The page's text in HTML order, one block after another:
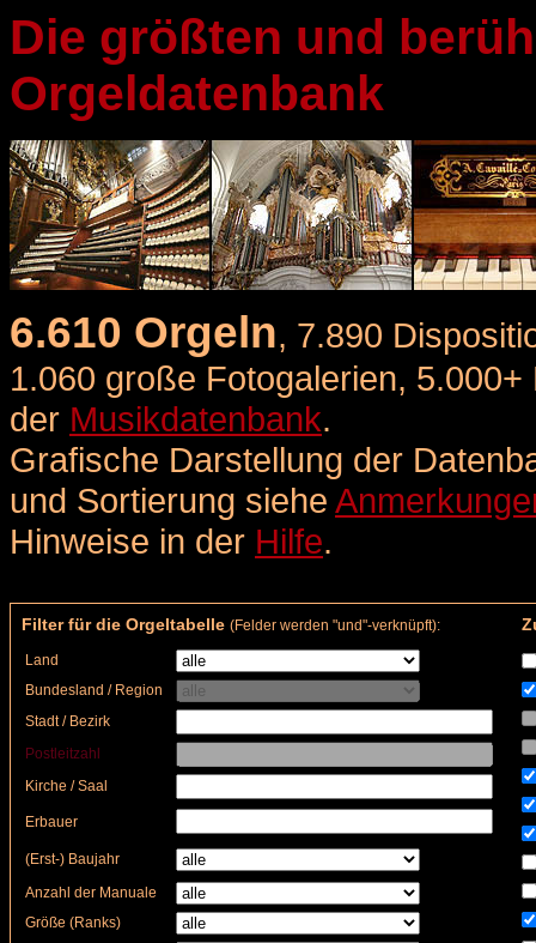
Die größten und
Orgeldatenbank
6.610 Orgeln, 7.890
1.060 große Fotogalerien,
der Musikdatenbank.
Grafische Darstellung der
und Sortierung siehe
Hinweise in der Hilfe.
Filter für die Orgeltabelle (Felder werden "und"-verknüpft):
Land
Bundesland / Region
Stadt / Bezirk
Postleitzahl
Kirche / Saal
Erbauer
(Erst-) Baujahr
Anzahl der Manuale
Größe (Ranks)